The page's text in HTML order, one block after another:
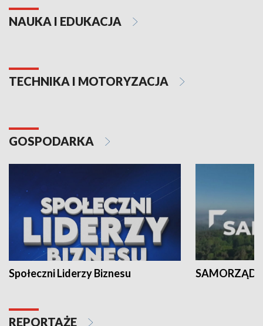
NAUKA I EDUKACJA
TECHNIKA I MOTORYZACJA
GOSPODARKA
Społeczni Liderzy Biznesu SAMORZĄD
REPORTAŻE